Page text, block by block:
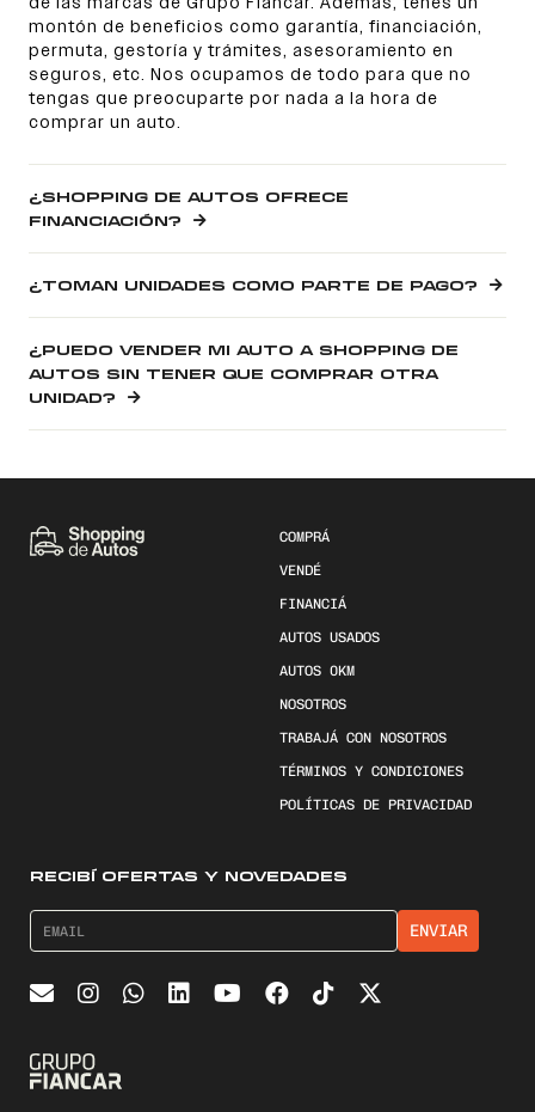
montón de beneficios como garantía, financiación,
permuta, gestoría y trámites, asesoramiento en
seguros, etc. Nos ocupamos de todo para que no
tengas que preocuparte por nada a la hora de
comprar un auto.
¿SHOPPING DE AUTOS OFRECE
FINANCIACIÓN?
¿TOMAN UNIDADES COMO PARTE DE PAGO?
¿PUEDO VENDER MI AUTO A SHOPPING DE
AUTOS SIN TENER QUE COMPRAR OTRA
UNIDAD?
COMPRÁ
VENDÉ
FINANCIÁ
AUTOS USADOS
AUTOS 0KM
NOSOTROS
TRABAJÁ CON NOSOTROS
TÉRMINOS Y CONDICIONES
POLÍTICAS DE PRIVACIDAD
RECIBÍ OFERTAS Y NOVEDADES